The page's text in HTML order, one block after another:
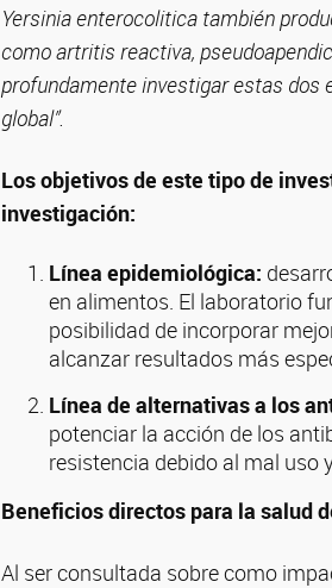
Yersinia enterocolitica también
como artritis reactiva,
profundamente investigar estas dos
global”.
Los objetivos de este tipo de
investigación:
Línea epidemiológica:
en alimentos. El laboratorio
posibilidad de incorporar
alcanzar resultados más
Línea de alternativas a los
potenciar la acción de los
resistencia debido al mal uso
Beneficios directos para la salud
Al ser consultada sobre como